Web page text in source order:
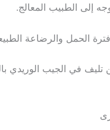
إلى الطبيب المعالج.
تليف في الجيب الوريدي